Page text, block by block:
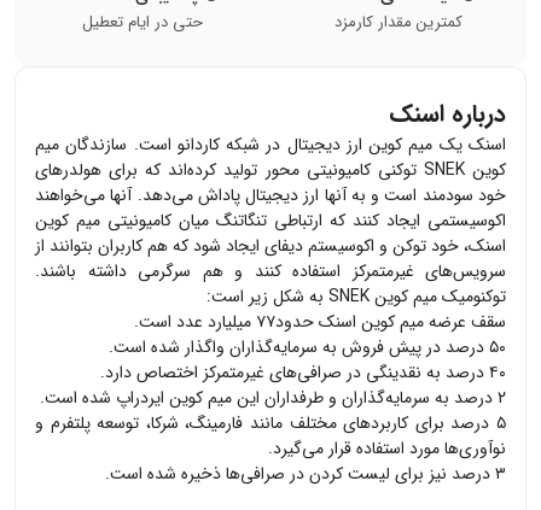
کمترین مقدار کارمزد حتی در ایام تعطیل
درباره اسنک
اسنک یک میم کوین ارز دیجیتال در شبکه کاردانو است. سازندگان میم
کوین SNEK توکنی کامیونیتی محور تولید کرده‌اند که برای هولدرهای
خود سودمند است و به آنها ارز دیجیتال پاداش می‌دهد. آنها می‌خواهند
اکوسیستمی ایجاد کنند که ارتباطی تنگاتنگ میان کامیونیتی میم کوین
اسنک، خود توکن و اکوسیستم دیفای ایجاد شود که هم کاربران بتوانند از
سرویس‌های غیرمتمرکز استفاده کنند و هم سرگرمی داشته باشند.
توکنومیک میم کوین SNEK به شکل زیر است:
سقف عرضه میم کوین اسنک حدود۷۷ میلیارد عدد است.
۵۰ درصد در پیش فروش به سرمایه‌گذاران واگذار شده است.
۴۰ درصد به نقدینگی در صرافی‌های غیرمتمرکز اختصاص دارد.
۲ درصد به سرمایه‌گذاران و طرفداران این میم کوین ایردراپ شده است.
۵ درصد برای کاربردهای مختلف مانند فارمینگ، شرکا، توسعه پلتفرم و
نوآوری‌ها مورد استفاده قرار می‌گیرد.
۳ درصد نیز برای لیست کردن در صرافی‌ها ذخیره شده است.